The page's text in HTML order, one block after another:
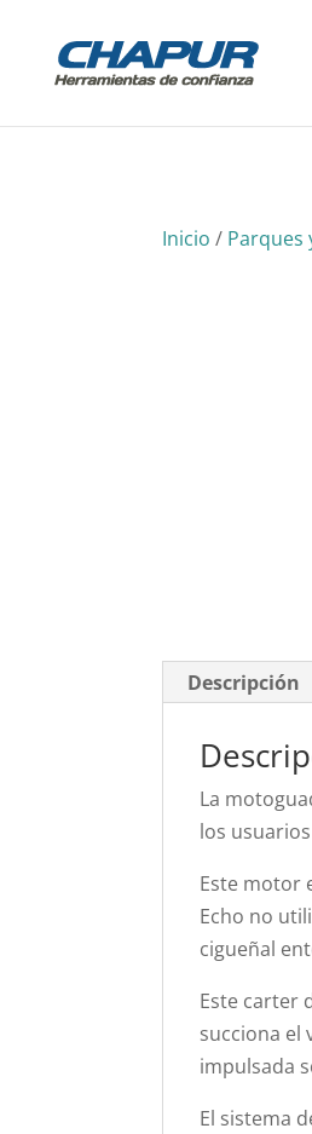
Inicio / Parques
Descripción
La
los
Este motor
Echo no
cigueñal
Este carter
succiona el
impulsada
El sistema